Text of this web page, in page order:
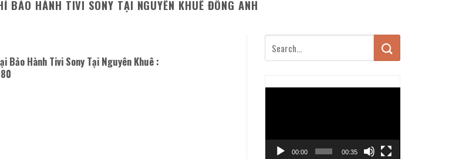
BẢO HÀNH TIVI SONY TẠI NGUYÊN KHUÊ ĐÔNG ANH
Bảo Hành Tivi Sony Tại Nguyên Khuê :
00:00 00:35